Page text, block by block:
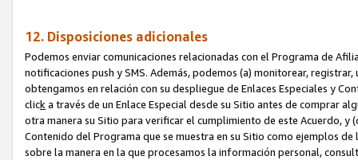
12. Disposiciones adicionales
Podemos enviar comunicaciones relacionadas con el Programa de
notificaciones push y SMS. Además, podemos (a) monitorear,
obtengamos en relación con su despliegue de Enlaces Especiales y
clicka través de un Enlace Especial desde su Sitio antes de comprar
otra manera su Sitio para verificar el cumplimiento de este Acuerdo,
Contenido del Programa que se muestra en su Sitio como ejemplos
sobre la manera en la que procesamos la información personal,